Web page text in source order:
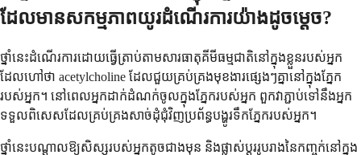
ដែលមានសកម្មភាពយូរដំណើរការយ៉ាងដូចម្តេច?
ថ្នាំនេះដំណើរការដោយធ្វើត្រាប់តាមសារធាតុគីមីធម្មជាតិនៅក្នុងខ្លួនរបស់អ្នក
ដែលហៅថា acetylcholine ដែលជួយគ្រប់គ្រងមុខងារផ្សេងៗគ្នានៅក្នុងភ្នែក
របស់អ្នក។ នៅពេលអ្នកដាក់ដំណក់ចូលក្នុងភ្នែករបស់អ្នក ពួកវាភ្ជាប់ទៅនឹងអ្នក
ទទួលពិសេសដែលគ្រប់គ្រងសាច់ដុំជុំវិញប្រព័ន្ធបង្ហូរទឹកភ្នែករបស់អ្នក។
ថ្នាំនេះបណ្តាលឱ្យសិស្សរបស់អ្នកតូចជាងមុន និងផ្លាស់ប្តូររូបរាងនៃកញ្ចក់នៅក្នុង